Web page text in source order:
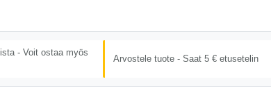
- Voit ostaa myös
Arvostele tuote - Saat 5 € etusetelin